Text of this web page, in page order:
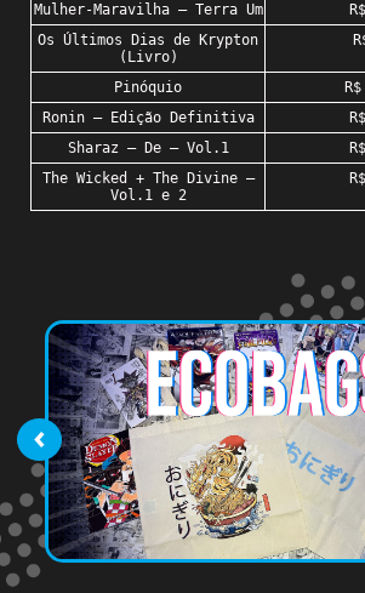
Mulher-Maravilha – Terra Um
Os Últimos Dias de Krypton
(Livro)
Pinóquio
Ronin – Edição Definitiva
Sharaz – De – Vol.1
The Wicked + The Divine –
Vol.1 e 2
‹